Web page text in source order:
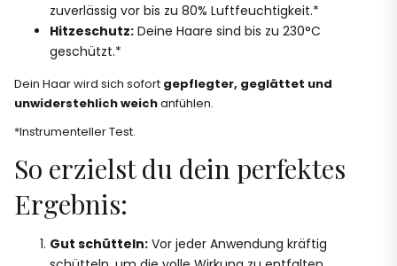
zuverlässig vor bis zu 80% Luftfeuchtigkeit.*
Hitzeschutz: Deine Haare sind bis zu 230°C
geschützt.*
Dein Haar wird sich sofort gepflegter, geglättet und
unwiderstehlich weichanfühlen.
*Instrumenteller Test.
So erzielst du dein perfektes
Ergebnis:
Gut schütteln: Vor jeder Anwendung kräftig